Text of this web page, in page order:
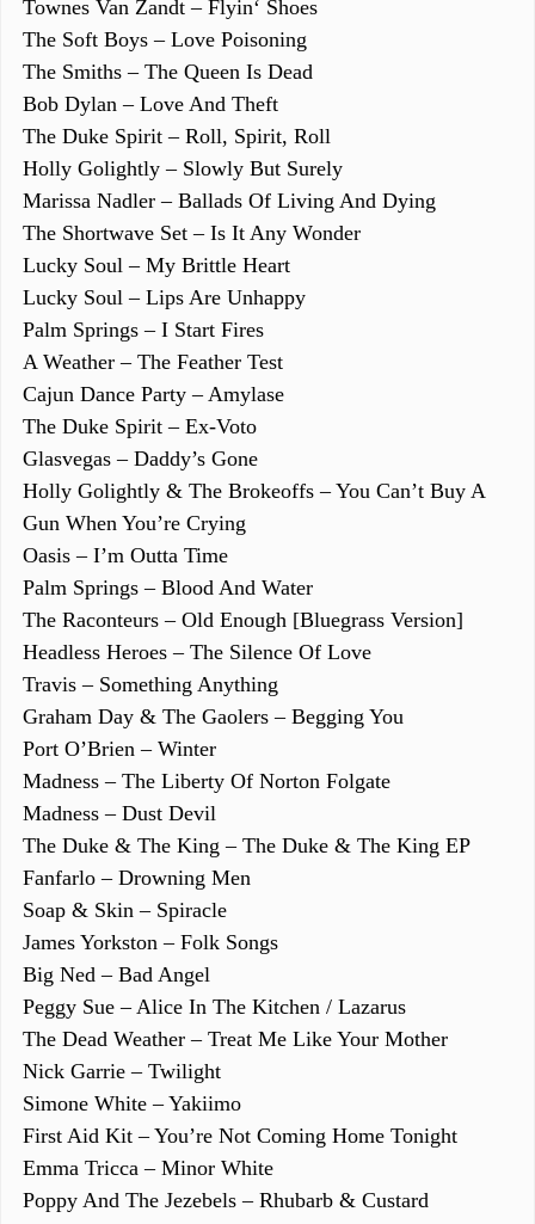
Townes Van Zandt – Flyin‘ Shoes
The Soft Boys – Love Poisoning
The Smiths – The Queen Is Dead
Bob Dylan – Love And Theft
The Duke Spirit – Roll, Spirit, Roll
Holly Golightly – Slowly But Surely
Marissa Nadler – Ballads Of Living And Dying
The Shortwave Set – Is It Any Wonder
Lucky Soul – My Brittle Heart
Lucky Soul – Lips Are Unhappy
Palm Springs – I Start Fires
A Weather – The Feather Test
Cajun Dance Party – Amylase
The Duke Spirit – Ex-Voto
Glasvegas – Daddy’s Gone
Holly Golightly & The Brokeoffs – You Can’t Buy A
Gun When You’re Crying
Oasis – I’m Outta Time
Palm Springs – Blood And Water
The Raconteurs – Old Enough [Bluegrass Version]
Headless Heroes – The Silence Of Love
Travis – Something Anything
Graham Day & The Gaolers – Begging You
Port O’Brien – Winter
Madness – The Liberty Of Norton Folgate
Madness – Dust Devil
The Duke & The King – The Duke & The King EP
Fanfarlo – Drowning Men
Soap & Skin – Spiracle
James Yorkston – Folk Songs
Big Ned – Bad Angel
Peggy Sue – Alice In The Kitchen / Lazarus
The Dead Weather – Treat Me Like Your Mother
Nick Garrie – Twilight
Simone White – Yakiimo
First Aid Kit – You’re Not Coming Home Tonight
Emma Tricca – Minor White
Poppy And The Jezebels – Rhubarb & Custard